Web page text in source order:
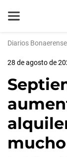
Diarios
28 de agosto de